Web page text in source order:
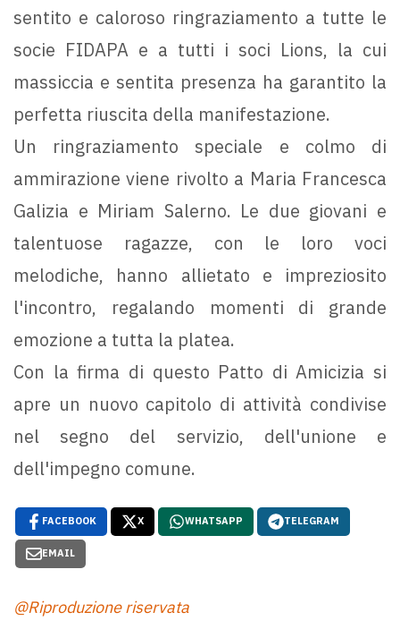
sentito e caloroso ringraziamento a tutte le
socie FIDAPA e a tutti i soci Lions, la cui
massiccia e sentita presenza ha garantito la
perfetta riuscita della manifestazione.
Un ringraziamento speciale e colmo di
ammirazione viene rivolto a Maria Francesca
Galizia e Miriam Salerno. Le due giovani e
talentuose ragazze, con le loro voci
melodiche, hanno allietato e impreziosito
l'incontro, regalando momenti di grande
emozione a tutta la platea.
Con la firma di questo Patto di Amicizia si
apre un nuovo capitolo di attività condivise
nel segno del servizio, dell'unione e
dell'impegno comune.
FACEBOOK X WHATSAPP TELEGRAM
EMAIL
@Riproduzione riservata